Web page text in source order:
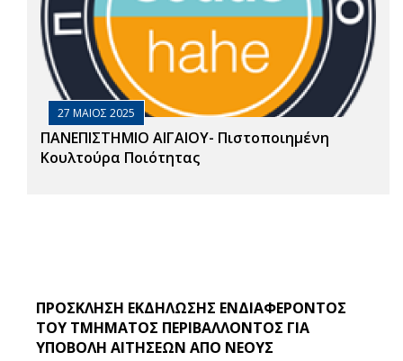
27 ΜΑΙΟΣ 2025
ΠΑΝΕΠΙΣΤΗΜΙΟ ΑΙΓΑΙΟΥ- Πιστοποιημένη
Κουλτούρα Ποιότητας
ΠΡΟΣΚΛΗΣΗ ΕΚΔΗΛΩΣΗΣ ΕΝΔΙΑΦΕΡΟΝΤΟΣ
ΤΟΥ ΤΜΗΜΑΤΟΣ ΠΕΡΙΒΑΛΛΟΝΤΟΣ ΓΙΑ
ΥΠΟΒΟΛΗ ΑΙΤΗΣΕΩΝ ΑΠΟ ΝΕΟΥΣ